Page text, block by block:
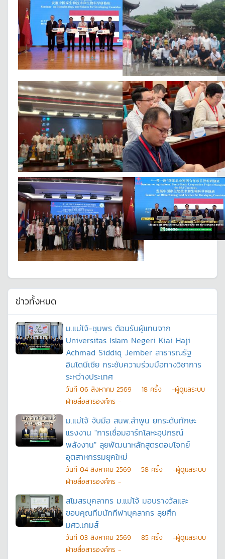
ข่าวทั้งหมด
ม.แม่โจ้-ชุมพร ต้อนรับผู้แทนจาก
Universitas Islam Negeri Kiai Haji
Achmad Siddiq Jember สาธารณรัฐ
อินโดนีเซีย กระชับความร่วมมือทางวิชาการ
ระหว่างประเทศ
วันที 06 สิงหาคม 2569 18 ครั้ง
-ผู้ดูแลระบบ
ฝ่ายสื่อสารองค์กร -
ม.แม่โจ้ จับมือ สนพ.ลำพูน ยกระดับทักษะ
แรงงาน "การเชื่อมอาร์กโลหะอุปกรณ์
พลังงาน" ลุยพัฒนาหลักสูตรตอบโจทย์
อุตสาหกรรมยุคใหม่
วันที 04 สิงหาคม 2569 58 ครั้ง
-ผู้ดูแลระบบ
ฝ่ายสื่อสารองค์กร -
สโมสรบุคลากร ม.แม่โจ้ มอบรางวัลและ
ขอบคุณทีมนักกีฬาบุคลากร ลุยศึก
มศว.เกมส์
วันที 03 สิงหาคม 2569 85 ครั้ง
-ผู้ดูแลระบบ
ฝ่ายสื่อสารองค์กร -